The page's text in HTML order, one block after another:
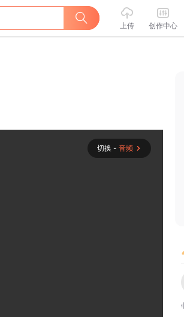
上传 创作中心
切换 - 音频